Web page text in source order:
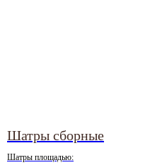
Шатры сборные
Шатры площадью: